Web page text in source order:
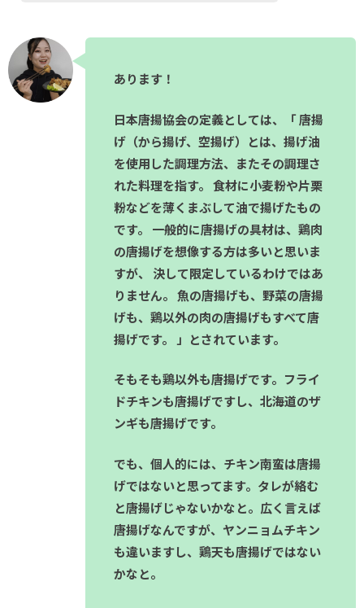
あります！
日本唐揚協会の定義としては、「 唐揚
げ（から揚げ、空揚げ）とは、揚げ油
を使用した調理方法、またその調理さ
れた料理を指す。 食材に小麦粉や片栗
粉などを薄くまぶして油で揚げたもの
です。 一般的に唐揚げの具材は、鶏肉
の唐揚げを想像する方は多いと思いま
すが、 決して限定しているわけではあ
りません。 魚の唐揚げも、野菜の唐揚
げも、鶏以外の肉の唐揚げもすべて唐
揚げです。 」とされています。
そもそも鶏以外も唐揚げです。フライ
ドチキンも唐揚げですし、北海道のザ
ンギも唐揚げです。
でも、個人的には、チキン南蛮は唐揚
げではないと思ってます。タレが絡む
と唐揚げじゃないかなと。広く言えば
唐揚げなんですが、ヤンニョムチキン
も違いますし、鶏天も唐揚げではない
かなと。